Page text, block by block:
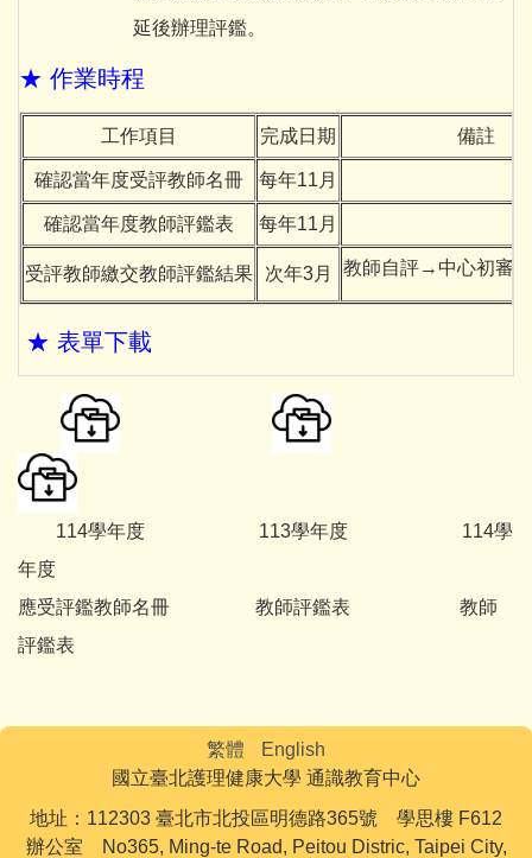
延後辦理評鑑。
★ 作業時程
工作項目 完成日期 備註
確認當年度受評教師名冊 每年11月
確認當年度教師評鑑表 每年11月
受評教師繳交教師評鑑結果 次年3月 教師自評→中心初審
★ 表單下載
114學年度 113學年度 114學
年度
應受評鑑教師名冊 教師評鑑表 教師
評鑑表
繁體
English
國立臺北護理健康大學 通識教育中心
地址：112303 臺北市北投區明德路365號 學思樓 F612
辦公室 No365, Ming-te Road, Peitou Distric, Taipei City,